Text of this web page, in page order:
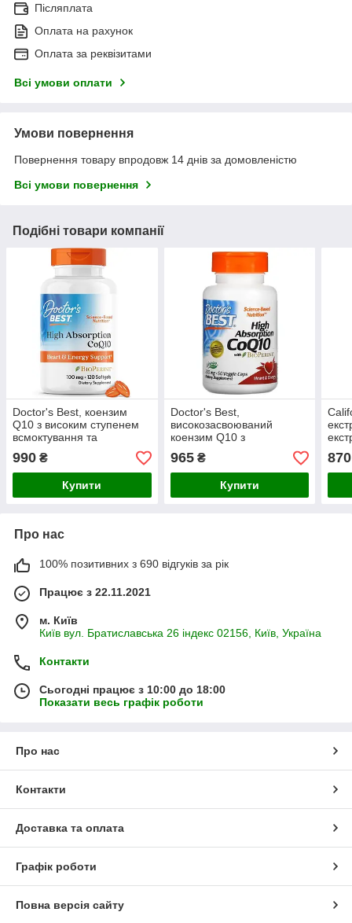
Післяплата
Оплата на рахунок
Оплата за реквізитами
Всі умови оплати
Умови повернення
Повернення товару впродовж 14 днів за домовленістю
Всі умови повернення
Подібні товари компанії
Doctor's Best, коензим
Q10 з високим ступенем
всмоктування та
BioPerine, 100 мг, 120
капсул
990 ₴
Купити
Doctor's Best,
високозасвоюваний
коензим Q10 з
біоперином, 200 мг, 60
рослинних капсул
965₴
Купити
мг,
870
Про нас
100% позитивних з 690 відгуків за рік
Працює з 22.11.2021
м. Київ
Київ вул. Братиславська 26 індекс 02156, Київ, Україна
Контакти
Сьогодні працює з 10:00 до 18:00
Показати весь графік роботи
Про нас
Контакти
Доставка та оплата
Графік роботи
Повна версія сайту